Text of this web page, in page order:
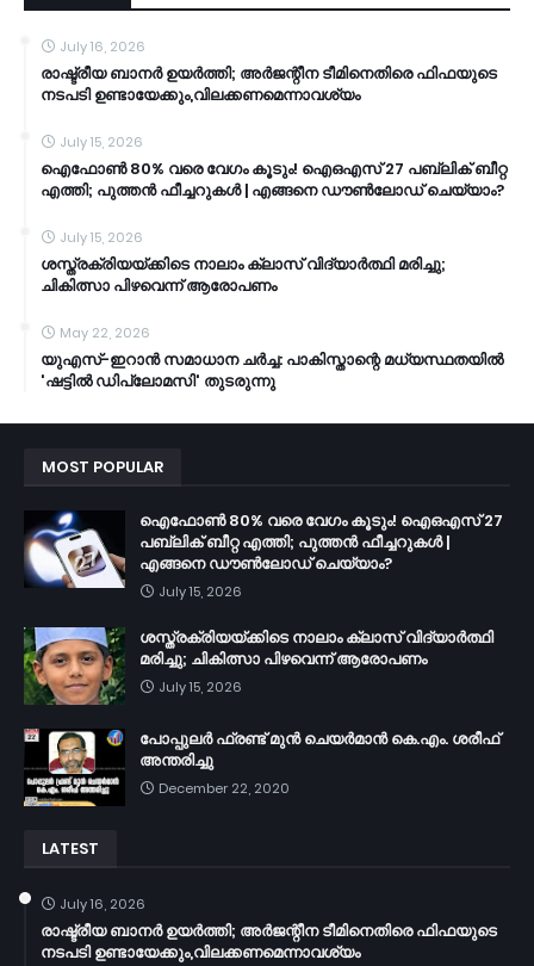
July 16, 2026
രാഷ്ട്രീയ ബാനർ ഉയർത്തി; അർജന്റീന ടീമിനെതിരെ ഫിഫയുടെ
നടപടി ഉണ്ടായേക്കും,വിലക്കണമെന്നാവശ്യം
July 15, 2026
ഐഫോൺ 80% വരെ വേഗം കൂടും! ഐഒഎസ് 27 പബ്ലിക് ബീറ്റ
എത്തി; പുത്തൻ ഫീച്ചറുകൾ | എങ്ങനെ ഡൗൺലോഡ് ചെയ്യാം?
July 15, 2026
ശസ്ത്രക്രിയയ്ക്കിടെ നാലാം ക്ലാസ് വിദ്യാർത്ഥി മരിച്ചു;
ചികിത്സാ പിഴവെന്ന് ആരോപണം
May 22, 2026
യുഎസ്-ഇറാൻ സമാധാന ചർച്ച: പാകിസ്താന്റെ മധ്യസ്ഥതയിൽ
'ഷട്ടിൽ ഡിപ്ലോമസി' തുടരുന്നു
MOST POPULAR
ഐഫോൺ 80% വരെ വേഗം കൂടും! ഐഒഎസ് 27
പബ്ലിക് ബീറ്റ എത്തി; പുത്തൻ ഫീച്ചറുകൾ |
എങ്ങനെ ഡൗൺലോഡ് ചെയ്യാം?
July 15, 2026
ശസ്ത്രക്രിയയ്ക്കിടെ നാലാം ക്ലാസ് വിദ്യാർത്ഥി
മരിച്ചു; ചികിത്സാ പിഴവെന്ന് ആരോപണം
July 15, 2026
പോപ്പുലർ ഫ്രണ്ട്​ മുൻ ചെയർമാൻ കെ.എം. ശരീഫ്​
അന്തരിച്ചു
December 22, 2020
LATEST
July 16, 2026
രാഷ്ട്രീയ ബാനർ ഉയർത്തി; അർജന്റീന ടീമിനെതിരെ ഫിഫയുടെ
നടപടി ഉണ്ടായേക്കും,വിലക്കണമെന്നാവശ്യം